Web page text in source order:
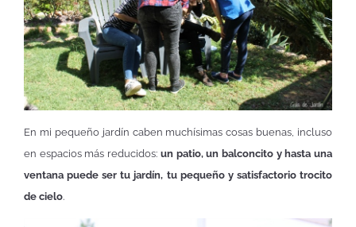
En mi pequeño jardín caben muchísimas cosas buenas, incluso
en espacios más reducidos: un patio, un balconcito y hasta una
ventana puede ser tu jardín, tu pequeño y satisfactorio trocito
de cielo.